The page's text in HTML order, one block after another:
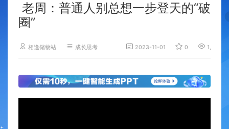
老周：普通人别总想一步登天的“破
圈”
相逢储物站 成长思考 2023-11-01 0 1,615